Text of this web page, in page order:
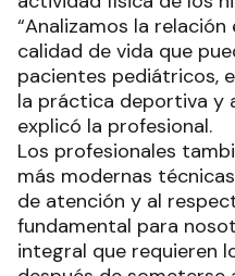
“Analizamos la
calidad de vida que
pacientes pediátricos,
la práctica deportiva y
explicó la profesional.
Los profesionales
más modernas
de atención y al
fundamental para
integral que requieren